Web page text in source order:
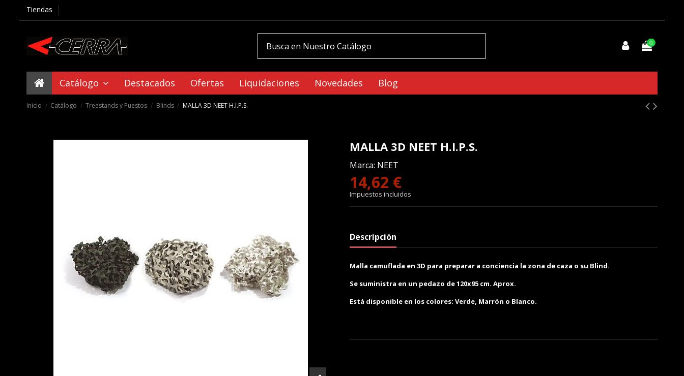
Tiendas
0
Catálogo Destacados Ofertas Liquidaciones Novedades Blog
Inicio Catálogo Treestands y Puestos Blinds MALLA 3D NEET H.I.P.S.
MALLA 3D NEET H.I.P.S.
Marca: NEET
14,62 €
Impuestos incluidos
Descripción
Malla camuflada en 3D para preparar a conciencia la zona de caza o su Blind.
Se suministra en un pedazo de 120x95 cm. Aprox.
Está disponible en los colores: Verde, Marrón o Blanco.